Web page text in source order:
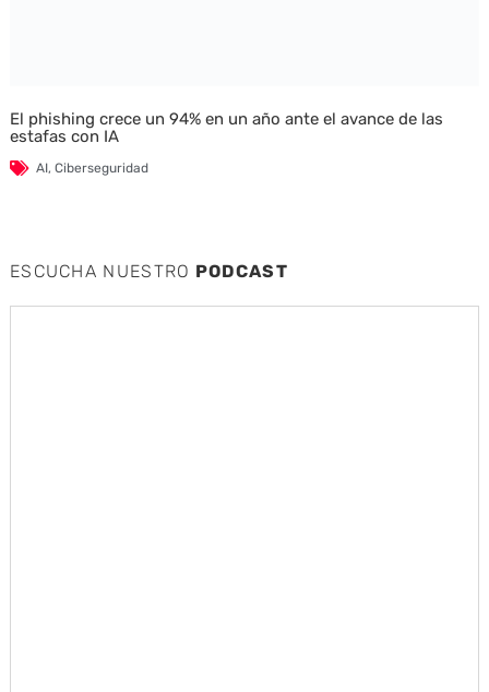
El phishing crece un 94% en un año ante el avance de las
estafas con IA
AI, Ciberseguridad
ESCUCHA NUESTRO PODCAST